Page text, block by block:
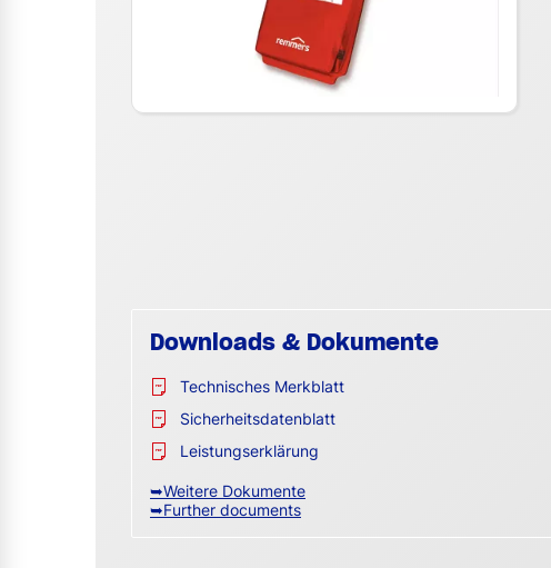
Downloads & Dokumente
Technisches Merkblatt
Sicherheitsdatenblatt
Leistungserklärung
➥Weitere Dokumente
➥Further documents